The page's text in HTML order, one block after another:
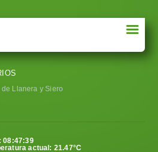
☰
Llanera y Siero
08:47:39
actual: 21.47°C